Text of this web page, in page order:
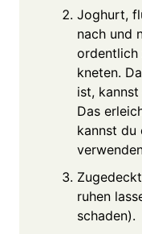
Joghurt,
nach und
ordentlich
kneten.
ist,
Das
kannst du
ruhen
schaden).